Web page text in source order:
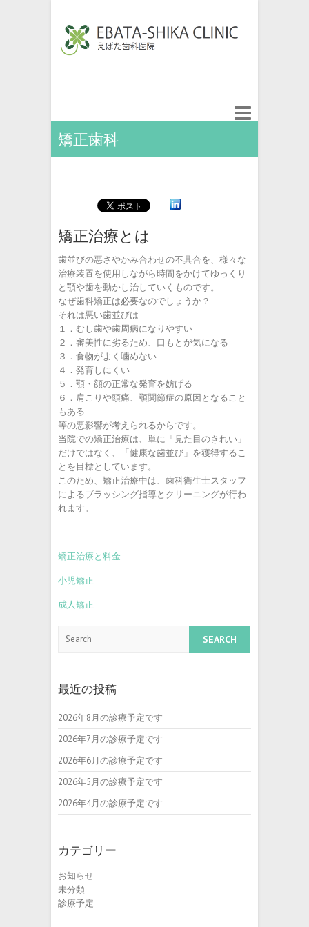
矯正歯科
矯正治療とは
歯並びの悪さやかみ合わせの不具合を、様々な
治療装置を使用しながら時間をかけてゆっくり
と顎や歯を動かし治していくものです。
なぜ歯科矯正は必要なのでしょうか？
それは悪い歯並びは
１．むし歯や歯周病になりやすい
２．審美性に劣るため、口もとが気になる
３．食物がよく噛めない
４．発育しにくい
５．顎・顔の正常な発育を妨げる
６．肩こりや頭痛、顎関節症の原因となること
もある
等の悪影響が考えられるからです。
当院での矯正治療は、単に「見た目のきれい」
だけではなく、「健康な歯並び」を獲得するこ
とを目標としています。
このため、矯正治療中は、歯科衛生士スタッフ
によるブラッシング指導とクリーニングが行わ
れます。
矯正治療と料金
小児矯正
成人矯正
最近の投稿
2026年8月の診療予定です
2026年7月の診療予定です
2026年6月の診療予定です
2026年5月の診療予定です
2026年4月の診療予定です
カテゴリー
お知らせ
未分類
診療予定